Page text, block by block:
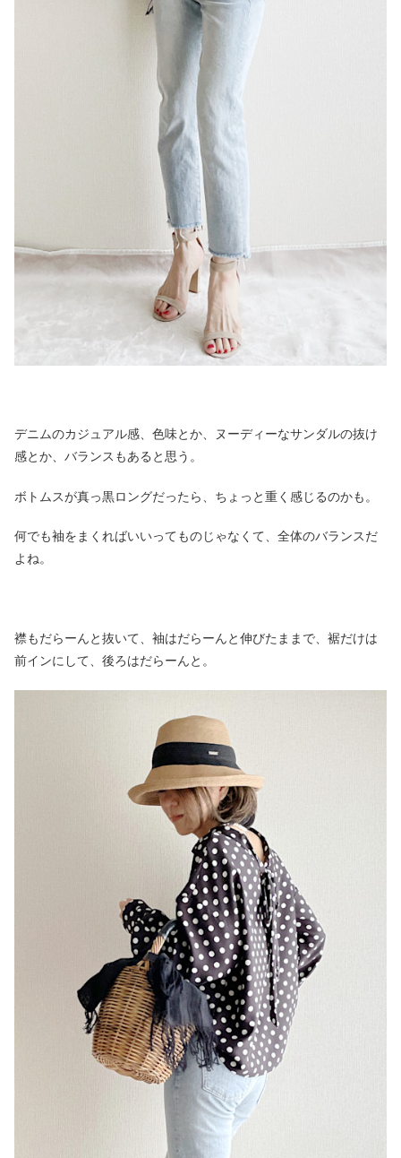
デニムのカジュアル感、色味とか、ヌーディーなサンダルの抜け
感とか、バランスもあると思う。
ボトムスが真っ黒ロングだったら、ちょっと重く感じるのかも。
何でも袖をまくればいいってものじゃなくて、全体のバランスだ
よね。
襟もだらーんと抜いて、袖はだらーんと伸びたままで、裾だけは
前インにして、後ろはだらーんと。